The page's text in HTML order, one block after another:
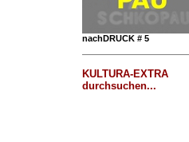
nachDRUCK # 5
KULTURA-EXTRA
durchsuchen...